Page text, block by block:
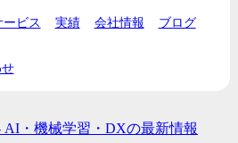
ービス 実績 会社情報 ブログ
AI・機械学習・DXの最新情報